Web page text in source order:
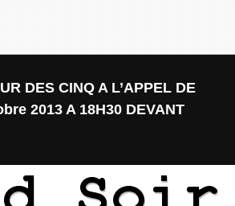
DES CINQ A L’APPEL DE
2013 A 18H30 DEVANT